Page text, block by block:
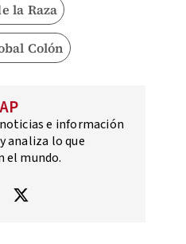
la Raza
Colón
e información
analiza lo que
el mundo.